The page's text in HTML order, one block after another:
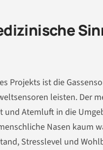
Projekts ist die
leisten. Der
Atemluft in die
Nasen kaum
Stresslevel und